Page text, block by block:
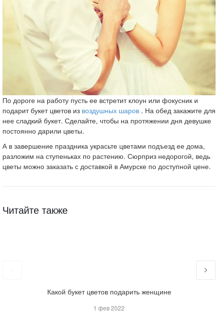
По дороге на работу пусть ее встретит клоун или фокусник и
подарит букет цветов из воздушных шаров . На обед закажите для
нее сладкий букет. Сделайте, чтобы на протяжении дня девушке
постоянно дарили цветы.
А в завершение праздника украсьте цветами подъезд ее дома,
разложим на ступеньках по растению. Сюрприз недорогой, ведь
цветы можно заказать с доставкой в Амурске по доступной цене.
Читайте также
Какой букет цветов подарить женщине
1 фев 2022